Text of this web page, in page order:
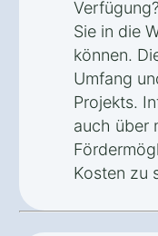
Sie in die
können.
Umfang
Projekts.
auch über
Kosten zu